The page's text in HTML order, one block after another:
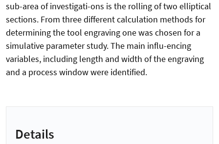
sub-area of investigati-ons is the rolling of two elliptical
sections. From three different calculation methods for
determining the tool engraving one was chosen for a
simulative parameter study. The main influ-encing
variables, including length and width of the engraving
and a process window were identified.
Details